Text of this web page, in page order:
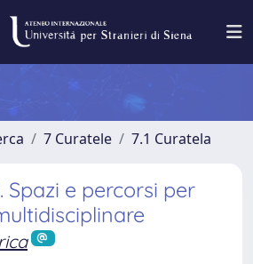
7 Curatele 7.1 Curatela
Spazi e percorsi per